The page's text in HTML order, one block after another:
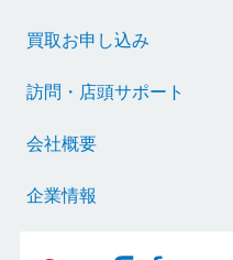
買取お申し込み
訪問・店頭サポート
会社概要
企業情報